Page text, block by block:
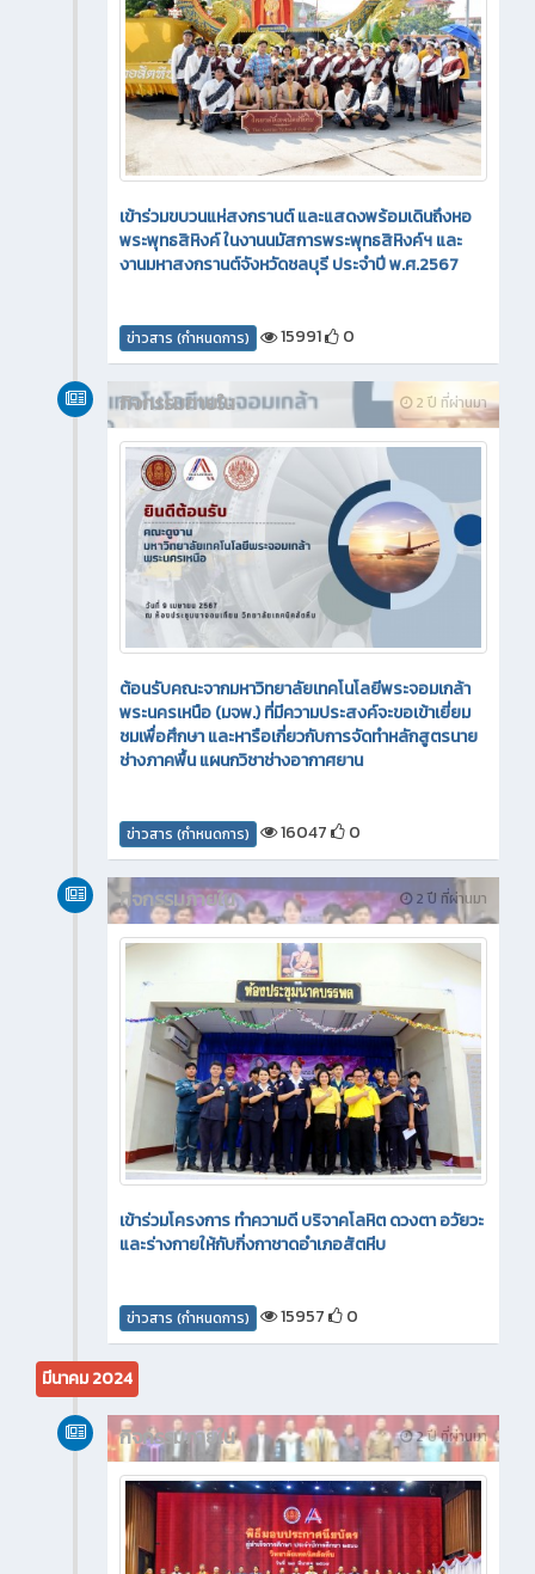
เข้าร่วมขบวนแห่สงกรานต์ และแสดงพร้อมเดินถึงหอ
พระพุทธสิหิงค์ ในงานนมัสการพระพุทธสิหิงค์ฯ และ
งานมหาสงกรานต์จังหวัดชลบุรี ประจำปี พ.ศ.2567
ข่าวสาร (กำหนดการ) 15991 0
2 ปี ที่ผ่านมา
กิจกรรมภายใน
ต้อนรับคณะจากมหาวิทยาลัยเทคโนโลยีพระจอมเกล้า
พระนครเหนือ (มจพ.) ที่มีความประสงค์จะขอเข้าเยี่ยม
ชมเพื่อศึกษา และหารือเกี่ยวกับการจัดทำหลักสูตรนาย
ช่างภาคพื้น แผนกวิชาช่างอากาศยาน
ข่าวสาร (กำหนดการ) 16047 0
2 ปี ที่ผ่านมา
กิจกรรมภายใน
เข้าร่วมโครงการ ทำความดี บริจาคโลหิต ดวงตา อวัยวะ
และร่างกายให้กับกิ่งกาชาดอำเภอสัตหีบ
ข่าวสาร (กำหนดการ) 15957 0
มีนาคม 2024
2 ปี ที่ผ่านมา
กิจกรรมภายใน